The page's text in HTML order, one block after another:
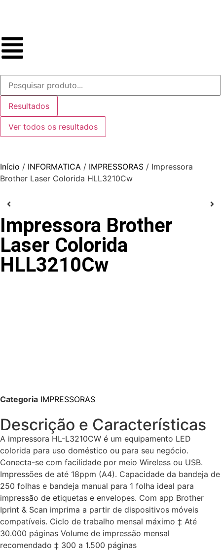
Resultados
Ver todos os resultados
Início / INFORMATICA / IMPRESSORAS / Impressora
Brother Laser Colorida HLL3210Cw
Impressora Brother
Laser Colorida
HLL3210Cw
Categoria IMPRESSORAS
Descrição e Características
A impressora HL-L3210CW é um equipamento LED
colorida para uso doméstico ou para seu negócio.
Conecta-se com facilidade por meio Wireless ou USB.
Impressões de até 18ppm (A4). Capacidade da bandeja de
250 folhas e bandeja manual para 1 folha ideal para
impressão de etiquetas e envelopes. Com app Brother
Iprint & Scan imprima a partir de dispositivos móveis
compatíveis. Ciclo de trabalho mensal máximo ‡ Até
30.000 páginas Volume de impressão mensal
recomendado ‡ 300 a 1.500 páginas